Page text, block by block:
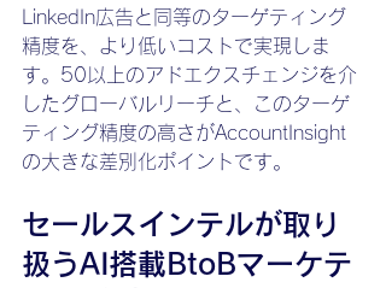
LinkedIn広告と同等のターゲティング
精度を、より低いコストで実現しま
す。50以上のアドエクスチェンジを介
したグローバルリーチと、このターゲ
ティング精度の高さがAccountInsight
の大きな差別化ポイントです。
セールスインテルが取り
扱うAI搭載BtoBマーケテ